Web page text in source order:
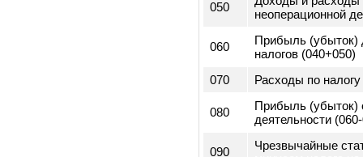
2) Сведения,
прибылях и
Валовая